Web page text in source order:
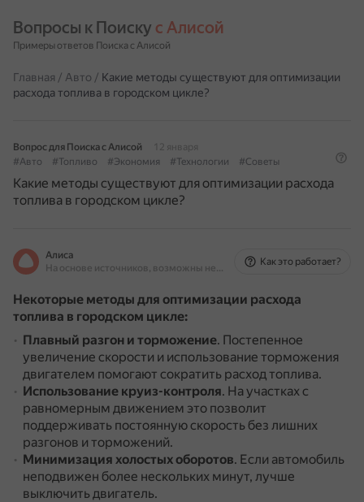
Вопросы к Поиску с Алисой
Примеры ответов Поиска с Алисой
Главная / Авто / Какие методы существуют для оптимизации
расхода топлива в городском цикле?
Вопрос для Поиска с Алисой
12 января
#Авто
#Топливо #Экономия #Технологии #Советы
Какие методы существуют для оптимизации расхода
топлива в городском цикле?
Алиса
На основе источников, возможны неточности
Как это работает?
Некоторые методы для оптимизации расхода
топлива в городском цикле:
Плавный разгон и торможение. Постепенное
увеличение скорости и использование торможения
двигателем помогают сократить расход топлива.
Использование круиз-контроля. На участках с
равномерным движением это позволит
поддерживать постоянную скорость без лишних
разгонов и торможений.
Минимизация холостых оборотов. Если автомобиль
неподвижен более нескольких минут, лучше
выключить двигатель.